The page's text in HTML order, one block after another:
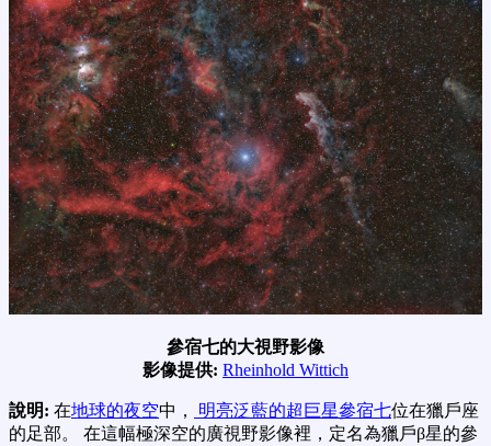
參宿七的大視野影像
影像提供: Rheinhold Wittich
說明: 在地球的夜空中， 明亮泛藍的超巨星參宿七位在獵戶座
的足部。 在這幅極深空的廣視野影像裡，定名為獵戶β星的參